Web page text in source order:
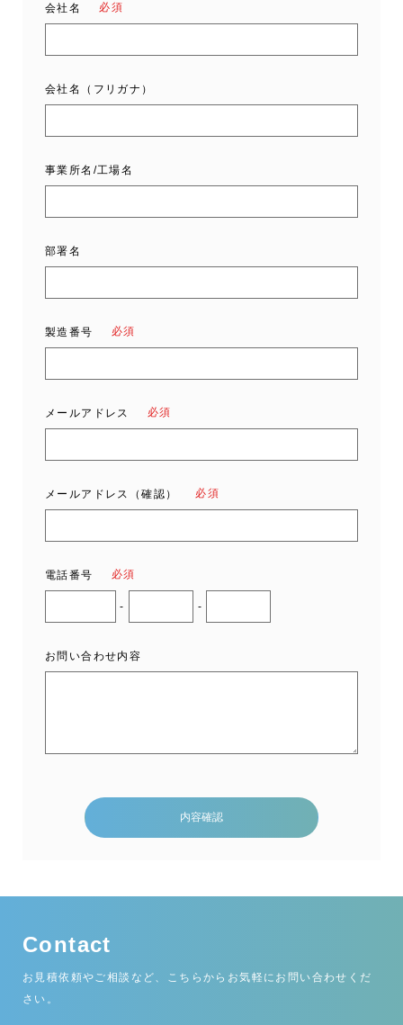
会社名 必須
会社名（フリガナ）
事業所名/工場名
部署名
製造番号 必須
メールアドレス 必須
メールアドレス（確認） 必須
電話番号 必須
- -
お問い合わせ内容
Contact
お見積依頼やご相談など、こちらからお気軽にお問い合わせくだ
さい。